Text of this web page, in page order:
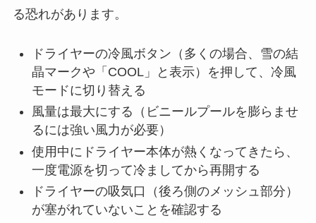
る恐れがあります。
ドライヤーの冷風ボタン（多くの場合、雪の結
晶マークや「COOL」と表示）を押して、冷風
モードに切り替える
風量は最大にする（ビニールプールを膨らませ
るには強い風力が必要）
使用中にドライヤー本体が熱くなってきたら、
一度電源を切って冷ましてから再開する
ドライヤーの吸気口（後ろ側のメッシュ部分）
が塞がれていないことを確認する